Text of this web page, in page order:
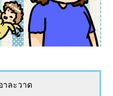
าละวาด